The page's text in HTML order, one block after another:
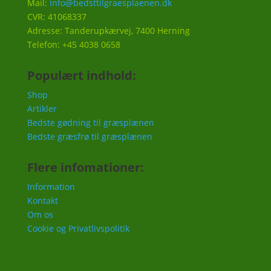
Mail: info@bedsttilgraesplaenen.dk
CVR: 41068337
Adresse: Tanderupkærvej, 7400 Herning
Telefon: +45 4038 0658
Populært indhold:
Shop
Artikler
Bedste gødning til græsplænen
Bedste græsfrø til græsplænen
Flere infomationer:
Information
Kontakt
Om os
Cookie og Privatlivspolitik